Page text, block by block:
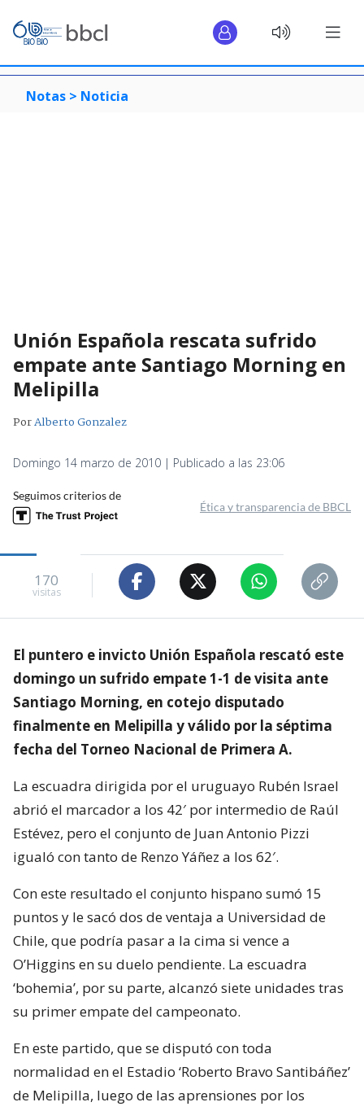
Notas > Noticia
Unión Española rescata sufrido
empate ante Santiago Morning en
Melipilla
PorAlberto Gonzalez
Domingo 14 marzo de 2010 | Publicado a las 23:06
Seguimos criterios de
Ética y transparencia de BBCL
170
visitas
El puntero e invicto Unión Española rescató este
domingo un sufrido empate 1-1 de visita ante
Santiago Morning, en cotejo disputado
finalmente en Melipilla y válido por la séptima
fecha del Torneo Nacional de Primera A.
La escuadra dirigida por el uruguayo Rubén Israel
abrió el marcador a los 42′ por intermedio de Raúl
Estévez, pero el conjunto de Juan Antonio Pizzi
igualó con tanto de Renzo Yáñez a los 62′.
Con este resultado el conjunto hispano sumó 15
puntos y le sacó dos de ventaja a Universidad de
Chile, que podría pasar a la cima si vence a
O’Higgins en su duelo pendiente. La escuadra
‘bohemia’, por su parte, alcanzó siete unidades tras
su primer empate del campeonato.
En este partido, que se disputó con toda
normalidad en el Estadio ‘Roberto Bravo Santibáñez’
de Melipilla, luego de las aprensiones por los